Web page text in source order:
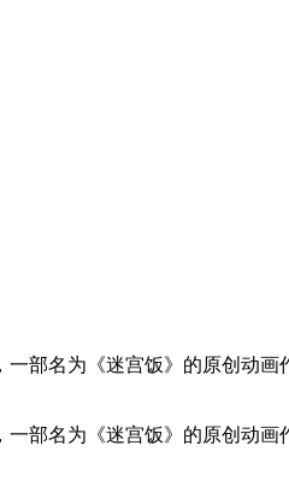
部名为《迷宫饭》的原创动画
部名为《迷宫饭》的原创动画